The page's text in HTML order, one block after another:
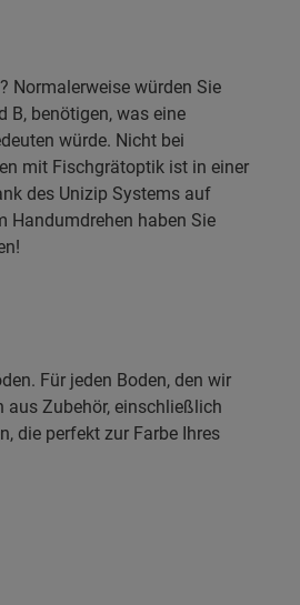
Normalerweise würden Sie
B, benötigen, was eine
würde. Nicht bei
mit Fischgrätoptik ist in einer
des Unizip Systems auf
Handumdrehen haben Sie
Für jeden Boden, den wir
aus Zubehör, einschließlich
die perfekt zur Farbe Ihres